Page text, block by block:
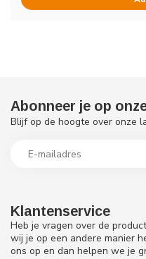
Klantenservice
Heb je vragen over de
wij je op een andere manier
ons op en dan helpen we je
Abonneer je op
Blijf op de hoogte over onze